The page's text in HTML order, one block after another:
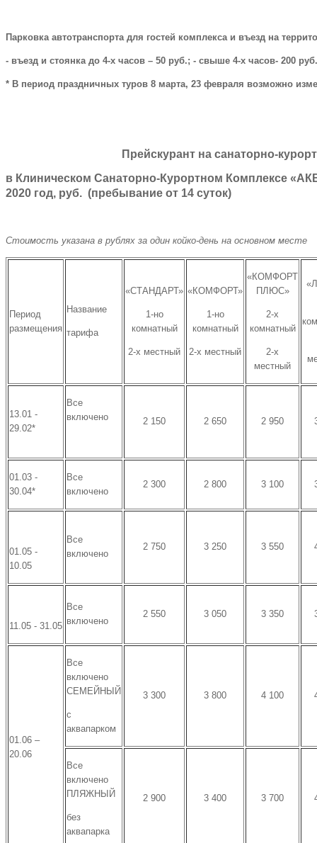
Парковка автотранспорта для гостей комплекса и въезд на
- въезд и стоянка до 4-х часов – 50 руб.; - свыше 4-х часов- 200
* В период праздничных туров 8 марта, 23 февраля возможно
Прейскурант на санаторно-
в Клиническом Санаторно-Курортном Комплексе
2020 год, руб. (пребывание от 14 суток)
Стоимость указана в рублях за один койко-день на основном месте
Период
размещения
Название
тарифа
«СТАНДАРТ»
1-но
комнатный
2-х местный
«КОМФОРТ»
1-но
комнатный
2-х местный
«КОМФОРТ
ПЛЮС»
2-х
комнатный
2-х
местный
13.01 -
29.02*
Все
включено
2 150 2 650 2 950
01.03 -
30.04*
Все
включено
2 300 2 800 3 100
01.05 -
10.05
Все
включено
2 750 3 250 3 550
11.05 - 31.05
Все
включено
2 550 3 050 3 350
01.06 –
20.06
Все
включено
СЕМЕЙНЫЙ
с
аквапарком
3 300 3 800 4 100
Все
включено
ПЛЯЖНЫЙ
без
аквапарка
2 900 3 400 3 700